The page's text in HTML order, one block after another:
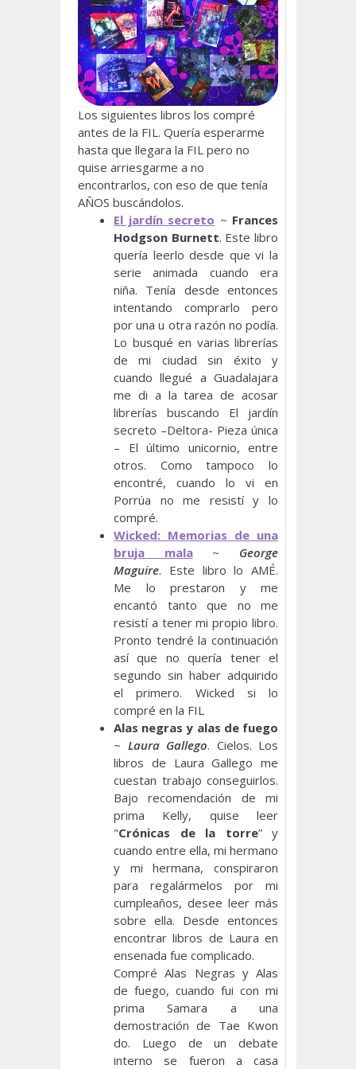
Los siguientes libros los compré
antes de la FIL. Quería esperarme
hasta que llegara la FIL pero no
quise arriesgarme a no
encontrarlos, con eso de que tenía
AÑOS buscándolos.
El jardín secreto ~ Frances
Hodgson Burnett. Este libro
quería leerlo desde que vi la
serie animada cuando era
niña. Tenía desde entonces
intentando comprarlo pero
por una u otra razón no podía.
Lo busqué en varias librerías
de mi ciudad sin éxito y
cuando llegué a Guadalajara
me di a la tarea de acosar
librerías buscando El jardín
secreto –Deltora- Pieza única
– El último unicornio, entre
otros. Como tampoco lo
encontré, cuando lo vi en
Porrúa no me resistí y lo
compré.
Wicked: Memorias de una
bruja mala~ George
Maguire. Este libro lo AMÉ.
Me lo prestaron y me
encantó tanto que no me
resistí a tener mi propio libro.
Pronto tendré la continuación
así que no quería tener el
segundo sin haber adquirido
el primero. Wicked si lo
compré en la FIL
Alas negras y alas de fuego
~ Laura Gallego. Cielos. Los
libros de Laura Gallego me
cuestan trabajo conseguirlos.
Bajo recomendación de mi
prima Kelly, quise leer
"Crónicas de la torre” y
cuando entre ella, mi hermano
y mi hermana, conspiraron
para regalármelos por mi
cumpleaños, desee leer más
sobre ella. Desde entonces
encontrar libros de Laura en
ensenada fue complicado.
Compré Alas Negras y Alas
de fuego, cuando fui con mi
prima Samara a una
demostración de Tae Kwon
do. Luego de un debate
interno se fueron a casa